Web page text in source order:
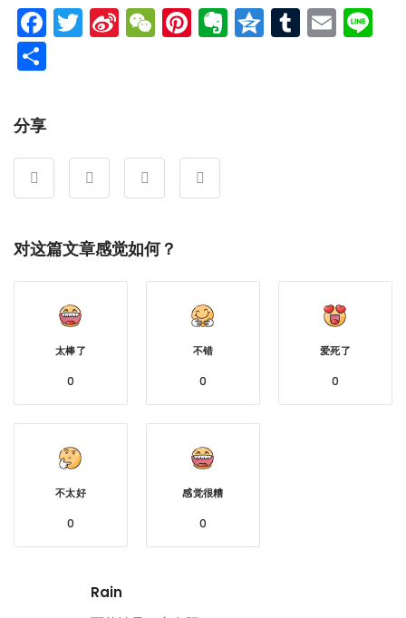
Facebook
Twitter
Sina
Weibo
WeChat
Pinterest
Evernote
Qzone
Tumblr
分享
对这篇文章感觉如何？
太棒了
0
不错
0
爱死了
0
不太好
0
感觉很糟
0
Rain